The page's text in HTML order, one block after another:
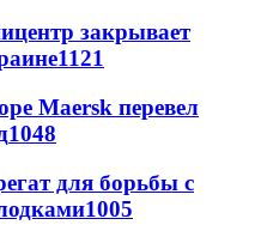
закрывает
1121
Maersk перевел
1048
для борьбы с
1005